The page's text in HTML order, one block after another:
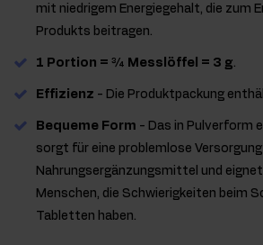
mit niedrigem Energiegehalt, die zum
Produkts beitragen.
1 Portion = ¾ Messlöffel = 3 g.
Effizienz - Die Produktpackung
Bequeme Form - Das in Pulverform
sorgt für eine problemlose
Nahrungsergänzungsmittel und
Menschen, die Schwierigkeiten beim
Tabletten haben.